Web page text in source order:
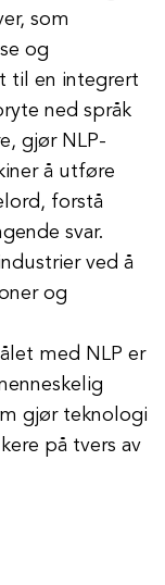
som
og
til en integrert
ned språk
gjør NLP-
å utføre
forstå
svar.
ved å
og
med NLP er
gjør teknologi
på tvers av